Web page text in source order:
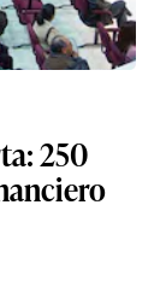
250